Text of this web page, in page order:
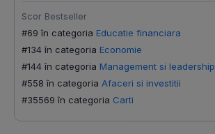
Scor Bestseller
#69 în categoria Educatie financiara
#134 în categoria Economie
#144 în categoria Management si leadership
#558 în categoria Afaceri si investitii
#35569 în categoria Carti